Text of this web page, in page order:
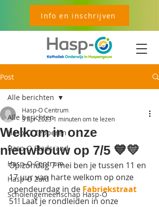
Info en inschrijven
Post
Alle berichten
Hasp-O Zepperen
Hasp-O Stadsrand
Hasp-O Centrum
Hasp-O Zuid
Scholengemeenschap Hasp-O
Alle berichten
Welkom in onze
nieuwbouw op 7/5 💙💛
Hasp-O Centrum
3 apr 20231 minuten om te lezen
Op zondag 7 mei ben je tussen 11 en
17 uur van harte welkom op onze
opendeurdag in de Fabriekstraat
51! Laat je rondleiden in onze